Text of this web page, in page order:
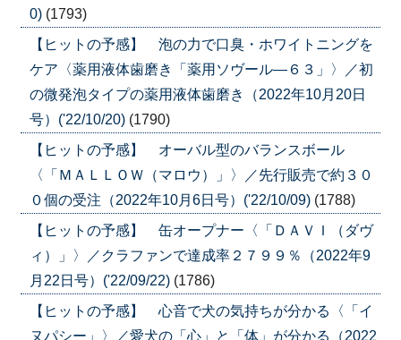
0) (1793)
【ヒットの予感】 泡の力で口臭・ホワイトニングを
ケア〈薬用液体歯磨き「薬用ソヴール―６３」〉／初
の微発泡タイプの薬用液体歯磨き（2022年10月20日
号）('22/10/20) (1790)
【ヒットの予感】 オーバル型のバランスボール
〈「ＭＡＬＬＯＷ（マロウ）」〉／先行販売で約３０
０個の受注（2022年10月6日号）('22/10/09) (1788)
【ヒットの予感】 缶オープナー〈「ＤＡＶＩ（ダヴ
ィ）」〉／クラファンで達成率２７９９％（2022年9
月22日号）('22/09/22) (1786)
【ヒットの予感】 心音で犬の気持ちが分かる〈「イ
ヌパシー」〉／愛犬の「心」と「体」が分かる（2022